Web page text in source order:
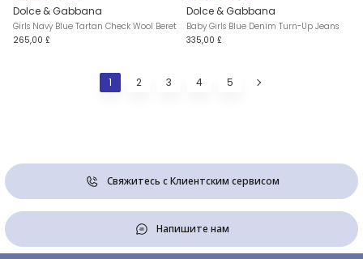
Dolce & Gabbana
Girls Navy Blue Tartan Check Wool Beret
265,00 £
Dolce & Gabbana
Baby Girls Blue Denim Turn-Up Jeans
335,00 £
1 2 3 4 5
Свяжитесь с Клиентским сервисом
Напишите нам